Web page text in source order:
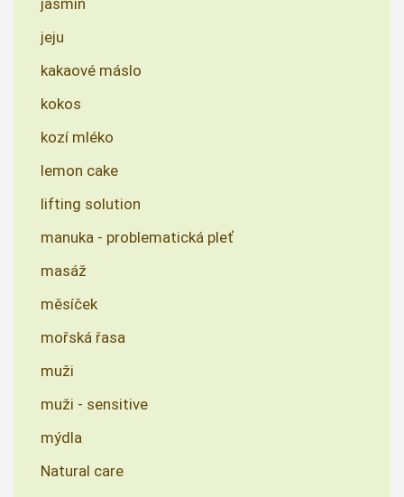
jasmín
jeju
kakaové máslo
kokos
kozí mléko
lemon cake
lifting solution
manuka - problematická pleť
masáž
měsíček
mořská řasa
muži
muži - sensitive
mýdla
Natural care